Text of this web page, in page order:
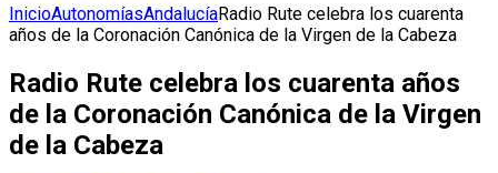
InicioAutonomíasAndalucíaRadio Rute celebra los cuarenta
años de la Coronación Canónica de la Virgen de la Cabeza
Radio Rute celebra los cuarenta años
de la Coronación Canónica de la Virgen
de la Cabeza